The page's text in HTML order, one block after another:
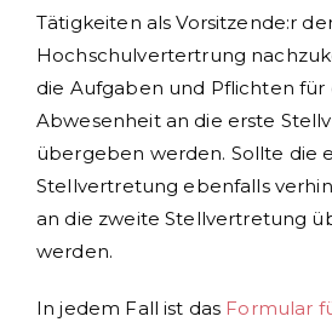
Tätigkeiten als Vorsitzende:r
Hochschulvertertrung
die Aufgaben und Pflichten
Abwesenheit an die erste
übergeben werden. Sollte die
Stellvertretung ebenfalls
an die zweite Stellvertretung
werden.
In jedem Fall ist das Formular